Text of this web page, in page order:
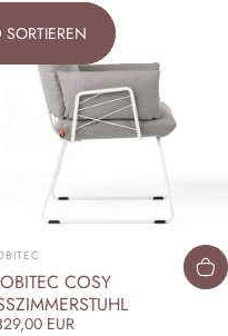
COSY
EUR